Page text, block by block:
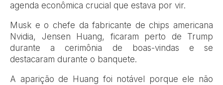
agenda econômica crucial que estava por vir.
Musk e o chefe da fabricante de chips americana
Nvidia, Jensen Huang, ficaram perto de Trump
durante a cerimônia de boas-vindas e se
destacaram durante o banquete.
A aparição de Huang foi notável porque ele não